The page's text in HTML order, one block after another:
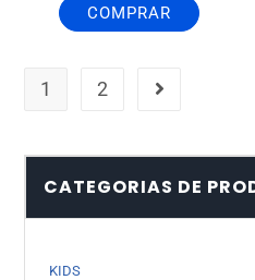
COMPRAR
1 2
CATEGORIAS DE
KIDS